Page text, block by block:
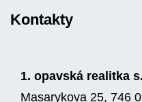
Kontakty
1. opavská realitka
Masarykova 25, 746